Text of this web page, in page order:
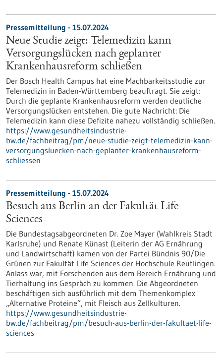
Pressemitteilung - 15.07.2024
Neue Studie zeigt: Telemedizin kann
Versorgungslücken nach geplanter
Krankenhausreform schließen
Der Bosch Health Campus hat eine Machbarkeitsstudie zur
Telemedizin in Baden-Württemberg beauftragt. Sie zeigt:
Durch die geplante Krankenhausreform werden deutliche
Versorgungslücken entstehen. Die gute Nachricht: Die
Telemedizin kann diese Defizite nahezu vollständig schließen.
https://www.gesundheitsindustrie-
bw.de/fachbeitrag/pm/neue-studie-zeigt-telemedizin-kann-
versorgungsluecken-nach-geplanter-krankenhausreform-
schliessen
Pressemitteilung - 15.07.2024
Besuch aus Berlin an der Fakultät Life
Sciences
Die Bundestagsabgeordneten Dr. Zoe Mayer (Wahlkreis Stadt
Karlsruhe) und Renate Künast (Leiterin der AG Ernährung
und Landwirtschaft) kamen von der Partei Bündnis 90/Die
Grünen zur Fakultät Life Sciences der Hochschule Reutlingen.
Anlass war, mit Forschenden aus dem Bereich Ernährung und
Tierhaltung ins Gespräch zu kommen. Die Abgeordneten
beschäftigen sich ausführlich mit dem Themenkomplex
„Alternative Proteine”, mit Fleisch aus Zellkulturen.
https://www.gesundheitsindustrie-
bw.de/fachbeitrag/pm/besuch-aus-berlin-der-fakultaet-life-
sciences